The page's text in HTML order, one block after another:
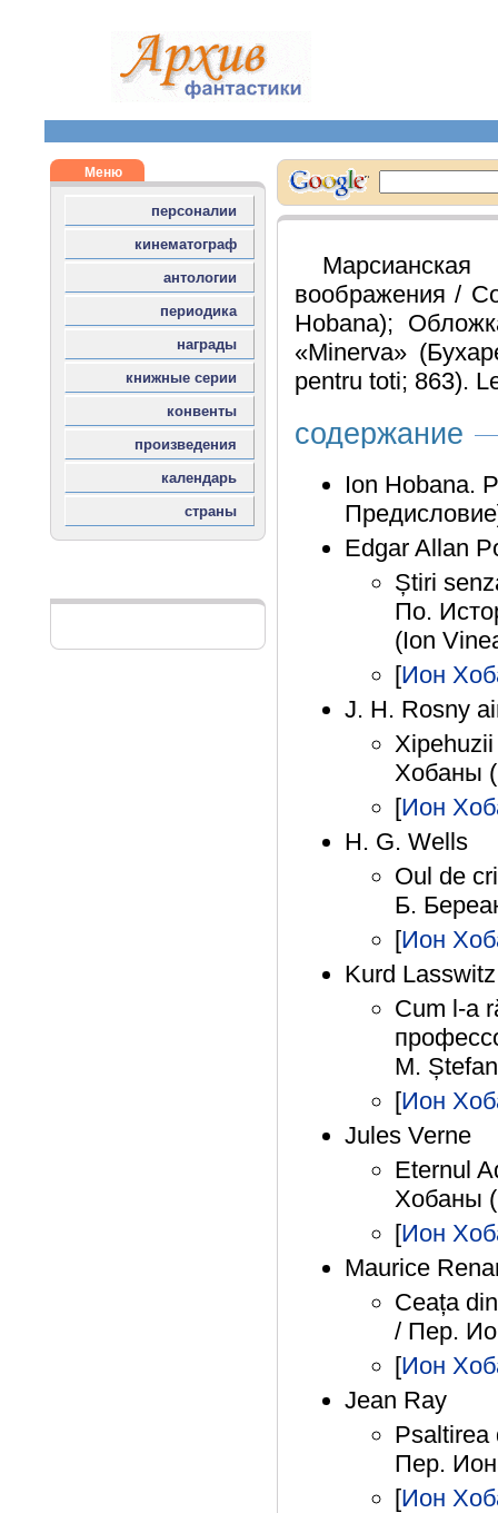
воображения /
Hobana);
«Minerva»
pentru toti; 863).
содержание
Ion Hobana.
Edgar Allan
Știri
По.
(Ion
[Ион
J. H. Rosny
Хобаны
[Ион
H. G. Wells
Oul de
Б.
[Ион
Kurd Lasswitz
Cum l-a
M.
[Ион
Jules Verne
Eternul
Хобаны
[Ион
Maurice
Ceața
/ Пер.
[Ион
Jean Ray
Пер.
[Ион